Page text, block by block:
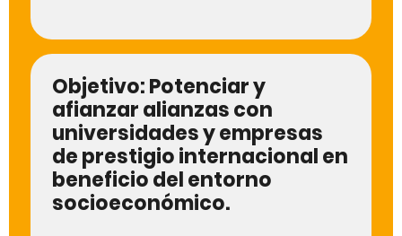
Objetivo:Potenciar y
afianzar alianzas con
universidades y empresas
de prestigio internacional en
beneficio del entorno
socioeconómico.